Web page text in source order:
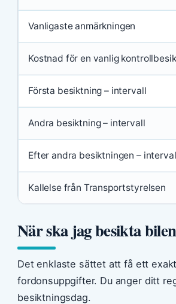
Vanligaste anmärkningen
Kostnad för en vanlig
Första besiktning – intervall
Andra besiktning – intervall
Efter andra besiktningen –
Kallelse från Transportstyrelsen
När ska jag besikta
Det enklaste sättet att få ett
fordonsuppgifter. Du anger ditt
besiktningsdag.